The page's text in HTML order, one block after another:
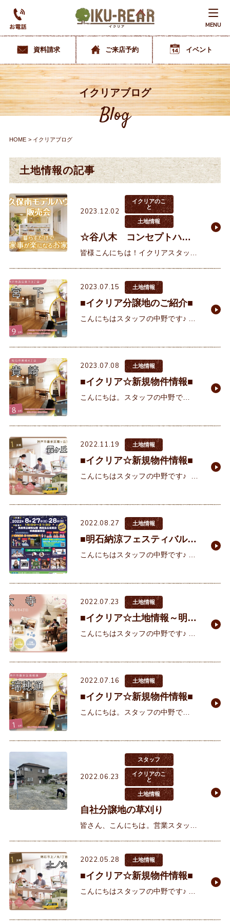
MENU
資料請求 ご来店予約 イベント
イクリアブログ
Blog
HOME イクリアブログ
土地情報の記事
2023.12.02
イクリアのこ
と
土地情報
☆谷八木 コンセプトハウ
ス☆
皆様こんにちは！イクリアスタッフ
木コンセプトハウスの様子を見に行
きました♪既に階段が
2023.07.15 土地情報
■イクリア分譲地のご紹介■
こんにちはスタッフの中野です♪ 本
い日が増えてきました
2023.07.08 土地情報
■イクリア☆新規物件情報■
こんにちは。スタッフの中野で
わかりかねる
2022.11.19 土地情報
■イクリア☆新規物件情報■
こんにちはスタッフの中野です♪ さ
本線霞ヶ丘駅徒歩
2022.08.27 土地情報
■明石納涼フェスティバル
2022 in明石公園■
こんにちはスタッフの中野です♪ 夏
すが、涼しくなった夜
2022.07.23 土地情報
■イクリア☆土地情報～明石
駅周辺～■
こんにちはスタッフの中野です♪ 出
夏バテでしょ
2022.07.16 土地情報
■イクリア☆新規物件情報■
こんにちは。スタッフの中野で
2022.06.23
スタッフ
イクリアのこ
と
土地情報
自社分譲地の草刈り
皆さん、こんにちは。営業スタッフ
地の雑草が生えていないか？ごみで
汚れていないか？とチ
2022.05.28 土地情報
■イクリア☆新規物件情報■
こんにちはスタッフの中野です♪ 新